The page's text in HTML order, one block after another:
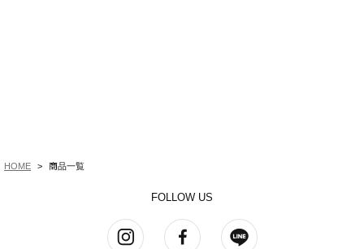
HOME 商品一覧
FOLLOW US